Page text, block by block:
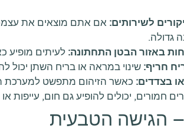
לשירותים: אם אתם מוצאים את
גדולה.
באזור הבטן התחתונה: לעיתים מופיע
חריף: שינוי במראה או בריח השתן יכול
בצדדים: כאשר הזיהום מתפשט למערכת
חמורים, יכולים להופיע גם חום, עייפות
הגישה הטבעית